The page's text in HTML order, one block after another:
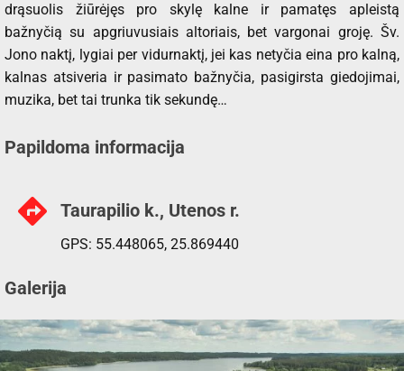
drąsuolis žiūrėjęs pro skylę kalne ir pamatęs apleistą
bažnyčią su apgriuvusiais altoriais, bet vargonai groję. Šv.
Jono naktį, lygiai per vidurnaktį, jei kas netyčia eina pro kalną,
kalnas atsiveria ir pasimato bažnyčia, pasigirsta giedojimai,
muzika, bet tai trunka tik sekundę…
Papildoma informacija
Taurapilio k., Utenos r.
GPS: 55.448065, 25.869440
Galerija